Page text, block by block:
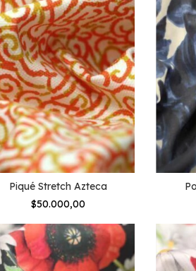
Piqué Stretch Azteca
$50.000,00